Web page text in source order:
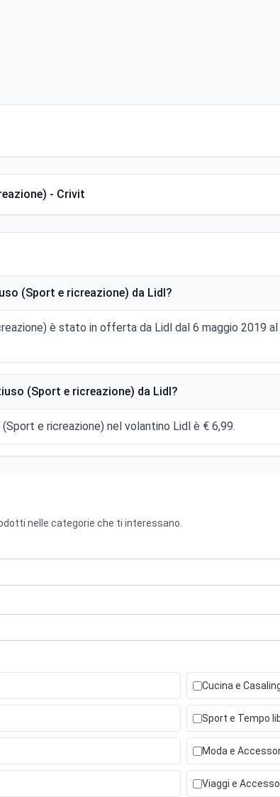
- Crivit
(Sport e ricreazione) da Lidl?
è stato in offerta da Lidl dal 6 maggio 2019
(Sport e ricreazione) da Lidl?
e ricreazione) nel volantino Lidl è € 6,99.
nelle categorie che ti interessano.
Cucina e
Sport e Tempo
Moda e
Viaggi e